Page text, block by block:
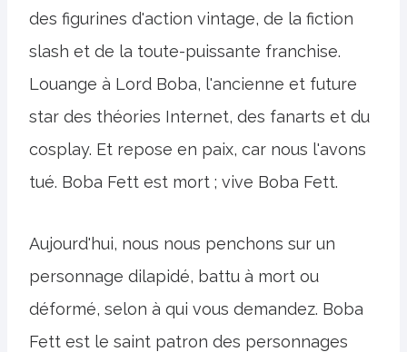
des figurines d'action vintage, de la fiction
slash et de la toute-puissante franchise.
Louange à Lord Boba, l'ancienne et future
star des théories Internet, des fanarts et du
cosplay. Et repose en paix, car nous l'avons
tué. Boba Fett est mort ; vive Boba Fett.
Aujourd'hui, nous nous penchons sur un
personnage dilapidé, battu à mort ou
déformé, selon à qui vous demandez. Boba
Fett est le saint patron des personnages